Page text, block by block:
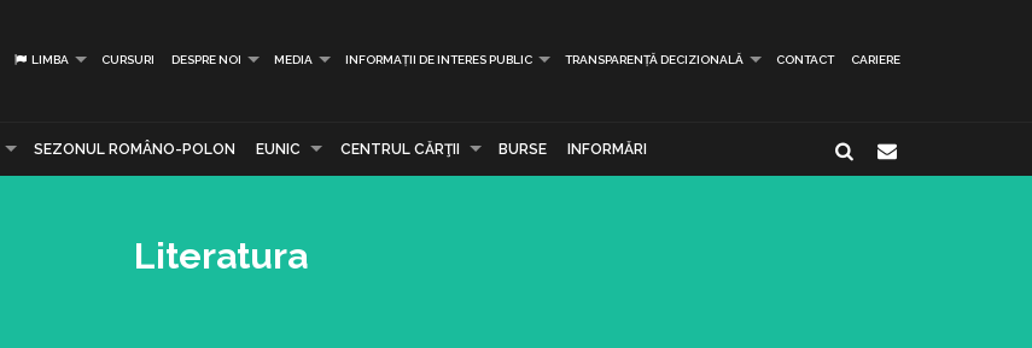
LIMBA CURSURI DESPRE NOI MEDIA INFORMAȚII DE INTERES PUBLIC TRANSPARENȚĂ DECIZIONALĂ CONTACT CARIERE
SEZONUL ROMÂNO-POLON EUNIC CENTRUL CĂRŢII BURSE INFORMĂRI
Literatura